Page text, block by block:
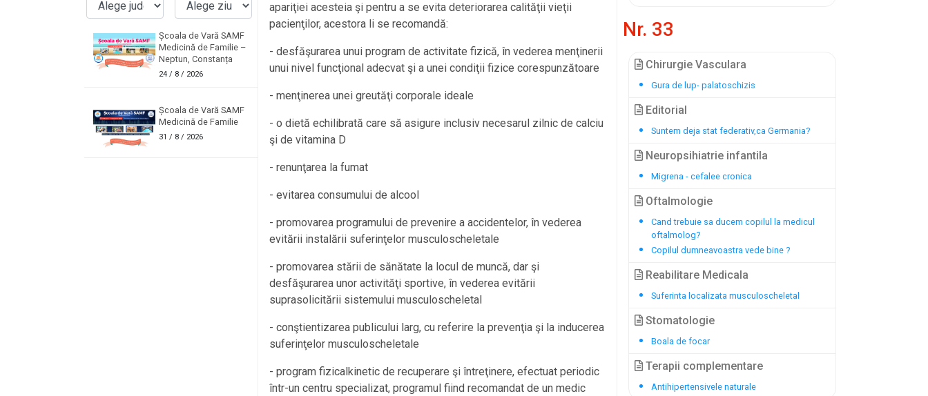
Școala de Vară SAMF
Medicină de Familie –
Neptun, Constanța
24/ 8 / 2026
Școala de Vară SAMF
Medicină de Familie
31 / 8 / 2026
apariţiei acesteia şi pentru a se evita deteriorarea calităţii vieţii
pacienţilor, acestora li se recomandă:
- desfăşurarea unui program de activitate fizică, în vederea menţinerii
unui nivel funcţional adecvat şi a unei condiţii fizice corespunzătoare
- menţinerea unei greutăţi corporale ideale
- o dietă echilibrată care să asigure inclusiv necesarul zilnic de calciu
şi de vitamina D
- renunţarea la fumat
- evitarea consumului de alcool
- promovarea programului de prevenire a accidentelor, în vederea
evitării instalării suferinţelor musculoscheletale
- promovarea stării de sănătate la locul de muncă, dar şi
desfăşurarea unor activităţi sportive, în vederea evitării
suprasolicitării sistemului musculoscheletal
- conştientizarea publicului larg, cu referire la prevenţia şi la inducerea
suferinţelor musculoscheletale
- program fizicalkinetic de recuperare şi întreţinere, efectuat periodic
într-un centru specializat, programul fiind recomandat de un medic
Nr. 33
Chirurgie Vasculara
Gura de lup- palatoschizis
Editorial
Suntem deja stat federativ,ca Germania?
Neuropsihiatrie infantila
Migrena - cefalee cronica
Oftalmologie
Cand trebuie sa ducem copilul la medicul
oftalmolog?
Copilul dumneavoastra vede bine ?
Reabilitare Medicala
Suferinta localizata musculoscheletal
Stomatologie
Boala de focar
Terapii complementare
Antihipertensivele naturale